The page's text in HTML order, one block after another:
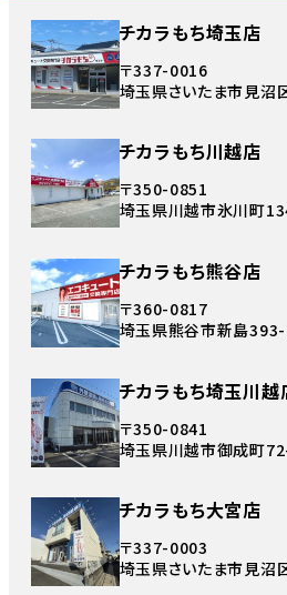
チカラもち埼玉店
〒337-0016
埼玉県さいたま市見沼
チカラもち川越店
〒350-0851
埼玉県川越市氷川町
チカラもち熊谷店
〒360-0817
埼玉県熊谷市新島
チカラもち埼玉川越
〒350-0841
埼玉県川越市御成町
チカラもち大宮店
〒337-0003
埼玉県さいたま市見